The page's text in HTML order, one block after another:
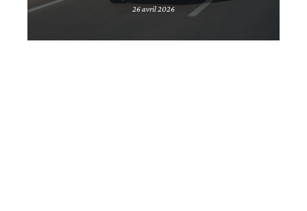
26 avril 2026